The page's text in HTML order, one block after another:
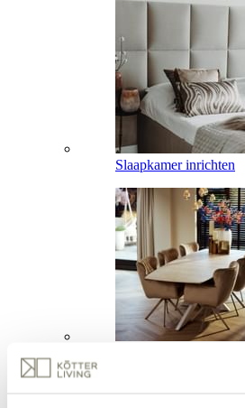
Slaapkamer inrichten